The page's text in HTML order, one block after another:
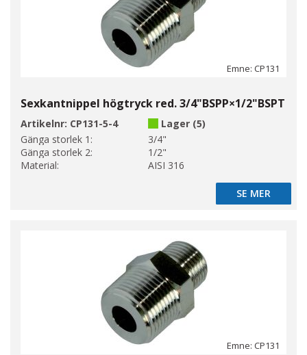
Emne: CP131
Sexkantnippel högtryck red. 3/4"BSPP×1/2"BSPT
Artikelnr: CP131-5-4
Lager (5)
Gänga storlek 1:
3/4"
Gänga storlek 2:
1/2"
Material:
AISI 316
SE MER
SE MER
Emne: CP131